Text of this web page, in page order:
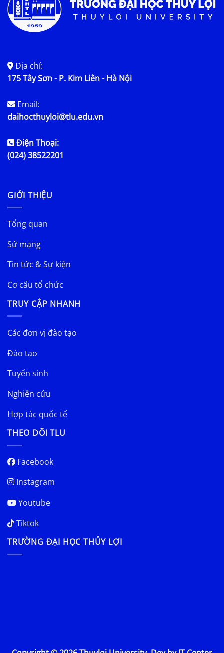
Địa chỉ:
175 Tây Sơn - P. Kim Liên - Hà Nội
Email:
daihocthuyloi@tlu.edu.vn
Điện Thoại:
(024) 38522201
GIỚI THIỆU
Tổng quan
Sứ mạng
Tin tức & Sự kiện
Cơ cấu tổ chức
TRUY CẬP NHANH
Các đơn vị đào tạo
Đào tạo
Tuyển sinh
Nghiên cứu
Hợp tác quốc tế
THEO DÕI TLU
Facebook
Instagram
Youtube
Tiktok
TRƯỜNG ĐẠI HỌC THỦY LỢI